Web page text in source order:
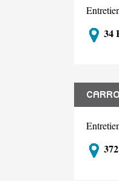
34